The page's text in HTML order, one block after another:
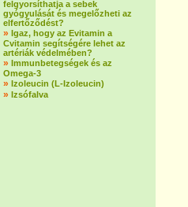
felgyorsíthatja a sebek
gyógyulását és megelőzheti az
elfertőződést?
» Igaz, hogy az Evitamin a
Cvitamin segítségére lehet az
artériák védelmében?
» Immunbetegségek és az
Omega-3
» Izoleucin (L-Izoleucin)
» Izsófalva